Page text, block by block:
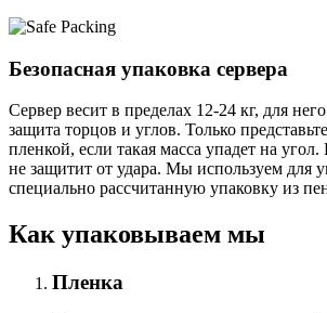
Безопасная упаковка сервера
Сервер весит в пределах 12-24 кг, для
защита торцов и углов. Только
пленкой, если такая масса упадет на
не защитит от удара. Мы используем для
специально расcчитанную упаковку из
Как упаковываем мы
Пленка